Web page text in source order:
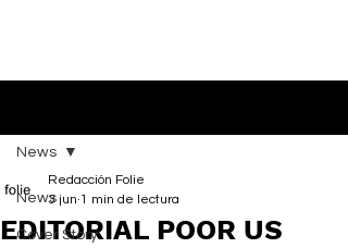
News
Cover Story
News
EDITORIAL POOR US
Redacción Folie
3 jun 1 min de lectura